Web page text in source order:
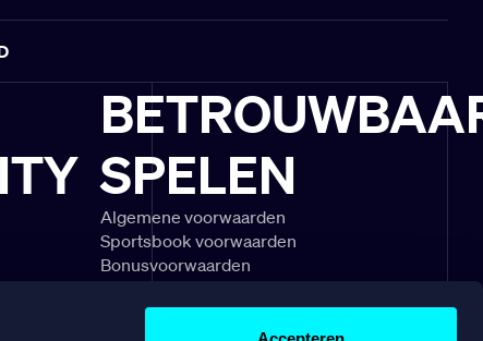
SPELEN
Algemene voorwaarden
Sportsbook voorwaarden
Bonusvoorwaarden
Speel Verantwoord
Klachtenregeling
Veelgestelde vragen